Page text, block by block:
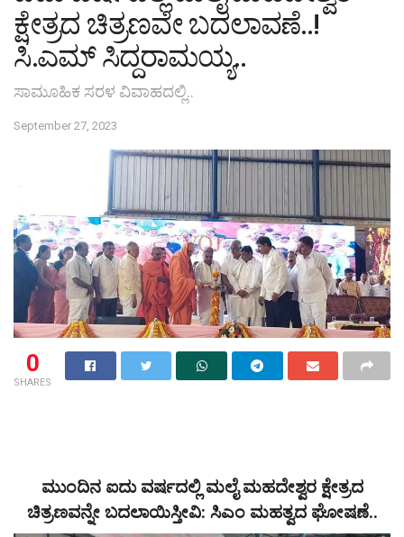
ಕ್ಷೇತ್ರದ ಚಿತ್ರಣವೇ ಬದಲಾವಣೆ..!
ಸಿ.ಎಮ್ ಸಿದ್ದರಾಮಯ್ಯ..
ಸಾಮೂಹಿಕ ಸರಳ ವಿವಾಹದಲ್ಲಿ..
September 27, 2023
0
SHARES
ಮುಂದಿನ ಐದು ವರ್ಷದಲ್ಲಿ ಮಲೈ ಮಹದೇಶ್ವರ ಕ್ಷೇತ್ರದ
ಚಿತ್ರಣವನ್ನೇ ಬದಲಾಯಿಸ್ತೀವಿ: ಸಿಎಂ ಮಹತ್ವದ ಘೋಷಣೆ..